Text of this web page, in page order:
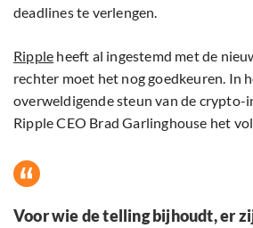
deadlines te verlengen.
Ripple heeft al ingestemd met de
rechter moet het nog goedkeuren. In
overweldigende steun van de
Ripple CEO Brad Garlinghouse het
Voor wie de telling bijhoudt, er